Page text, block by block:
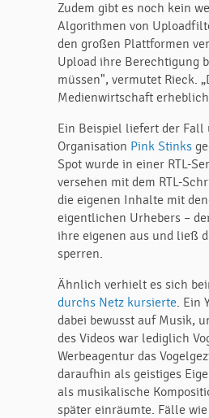
Zudem gibt es noch kein
Algorithmen von
den großen Plattformen
Upload ihre Berechtigung
müssen", vermutet Rieck.
Medienwirtschaft
Ein Beispiel liefert der Fall
Organisation Pink Stinks
Spot wurde in einer RTL-
versehen mit dem RTL-
die eigenen Inhalte mit
eigentlichen Urhebers –
ihre eigenen aus und ließ
sperren.
Ähnlich verhielt es sich
durchs Netz kursierte. Ein
dabei bewusst auf Musik,
des Videos war lediglich
Werbeagentur das
daraufhin als geistiges
als musikalische
später einräumte. Fälle